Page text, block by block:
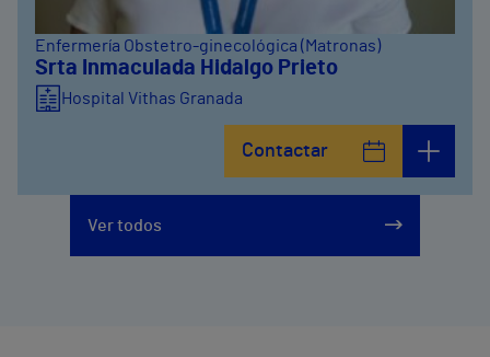
Enfermería Obstetro-ginecológica (Matronas)
Srta Inmaculada Hidalgo Prieto
Hospital Vithas Granada
Contactar
Ver todos